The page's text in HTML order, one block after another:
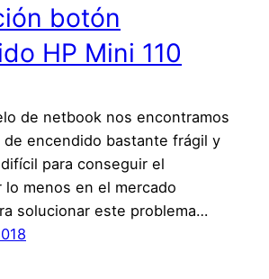
botón
HP Mini 110
de netbook nos encontramos
encendido bastante frágil y
para conseguir el
menos en el mercado
solucionar este problema…